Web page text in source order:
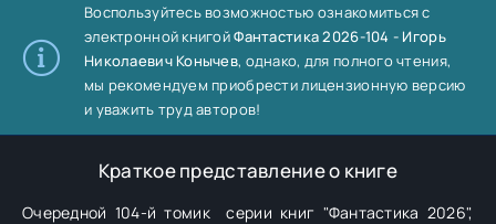
Воспользуйтесь возможностью ознакомиться с
электронной книгойФантастика 2026-104 - Игорь
Николаевич Конычев, однако, для полного чтения,
мы рекомендуем приобрести лицензионную версию
и уважить труд авторов!
Краткое представление о книге
Очередной 104-й томик серии книг "Фантастика 2026",